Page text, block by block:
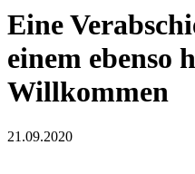
Eine
einem ebenso
Willkommen
21.09.2020